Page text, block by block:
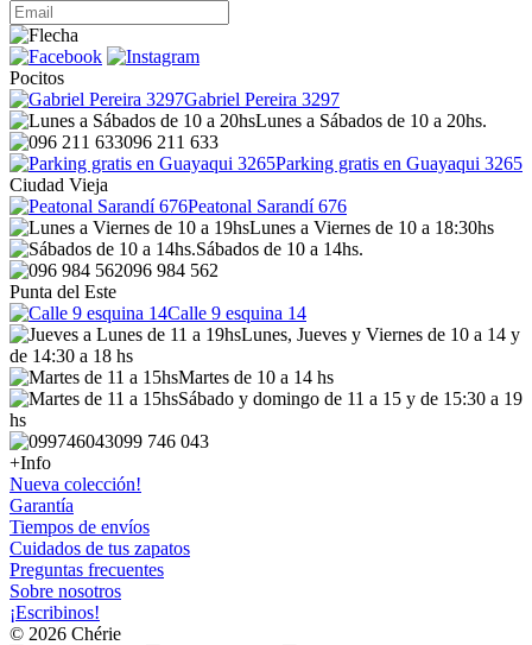
Pocitos
Gabriel Pereira 3297
Lunes a Sábados de 10 a 20hs.
096 211 633
Parking gratis en Guayaqui 3265
Ciudad Vieja
Peatonal Sarandí 676
Lunes a Viernes de 10 a 18:30hs
Sábados de 10 a 14hs.
096 984 562
Punta del Este
Calle 9 esquina 14
Lunes, Jueves y Viernes de 10 a 14 y
de 14:30 a 18 hs
Martes de 10 a 14 hs
Sábado y domingo de 11 a 15 y de 15:30 a 19
hs
099 746 043
+Info
Nueva colección!
Garantía
Tiempos de envíos
Cuidados de tus zapatos
Preguntas frecuentes
Sobre nosotros
¡Escribinos!
© 2026 Chérie